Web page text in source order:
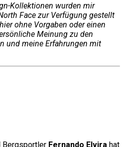
Kollektionen wurden mir
Face zur Verfügung gestellt
ohne Vorgaben oder einen
Meinung zu den
und meine Erfahrungen mit
Bergsportler Fernando Elvira hat